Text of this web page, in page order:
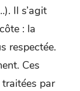
Il s’agit
: la
respectée.
Ces
par